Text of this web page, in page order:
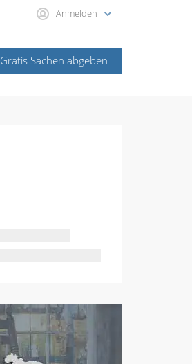
Anmelden
Gratis Sachen abgeben